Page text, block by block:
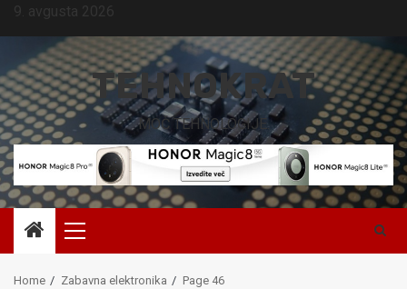
Skip
content
9. avgusta 2026
TEHNOKRAT
MOČ TEHNOLOGIJE.
Primary
Menu
Home Zabavna elektronika Page 46